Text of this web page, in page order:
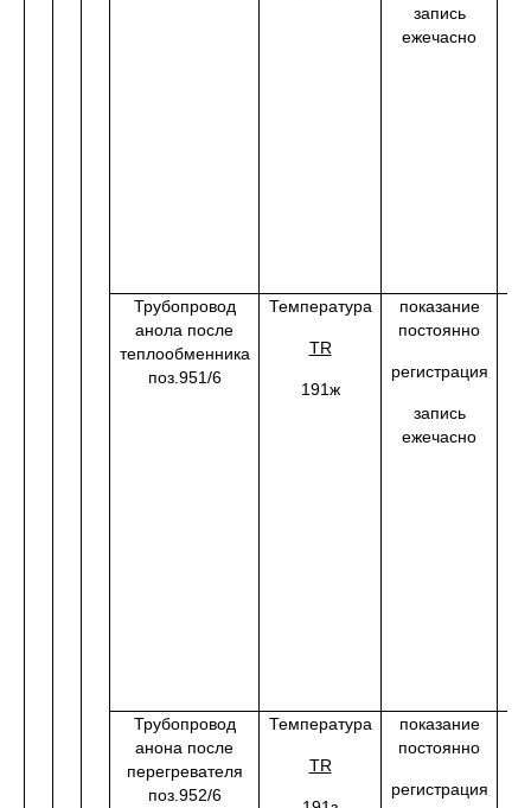
запись
ежечасно
Трубопровод
анола после
теплообменника
поз.951/6
Температура
TR
191ж
показание
постоянно
регистрация
запись
ежечасно
Трубопровод
анона после
перегревателя
поз.952/6
Температура
TR
показание
постоянно
регистрация